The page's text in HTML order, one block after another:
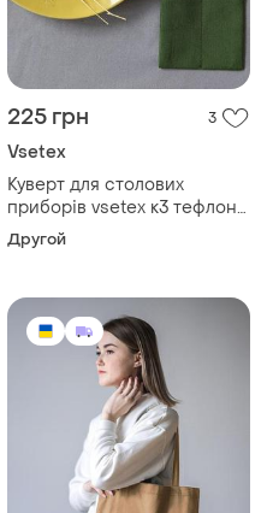
225 грн 3
Vsetex
Куверт для столових
приборів vsetex к3 тефлон
зелений
Другой